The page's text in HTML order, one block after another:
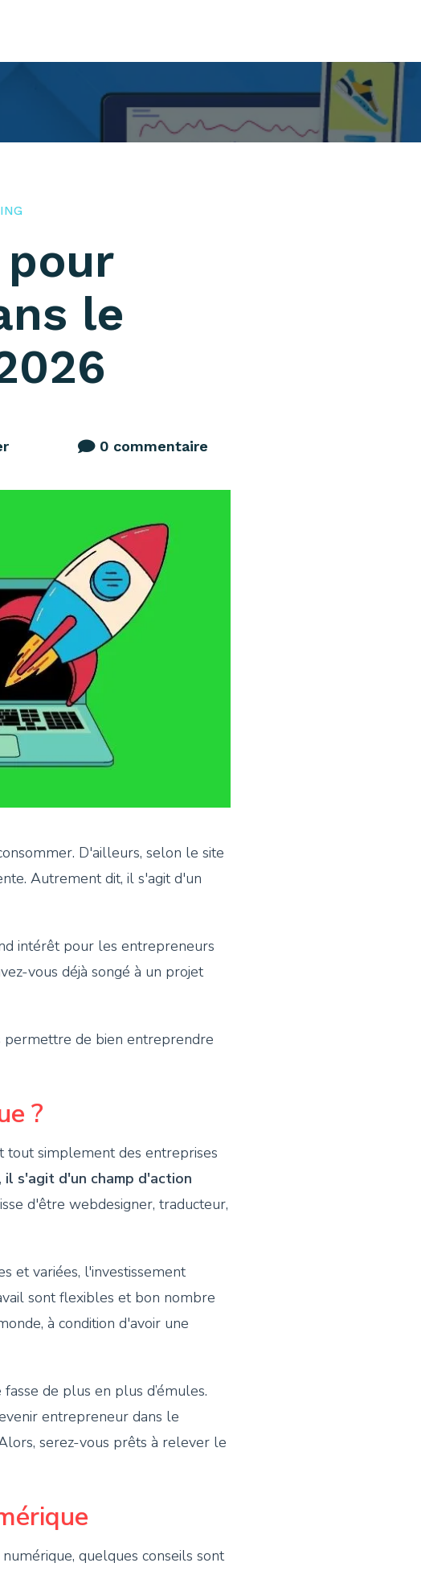
le
0 commentaire
D'ailleurs, selon le site
Autrement dit, il s'agit d'un
intérêt pour les entrepreneurs
vous déjà songé à un projet
permettre de bien entreprendre
?
tout simplement des entreprises
il s'agit d'un champ d'action
d'être webdesigner, traducteur,
et variées, l'investissement
sont flexibles et bon nombre
à condition d'avoir une
de plus en plus d’émules.
entrepreneur dans le
serez-vous prêts à relever le
quelques conseils sont